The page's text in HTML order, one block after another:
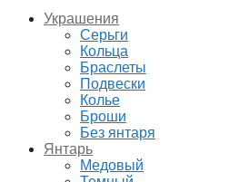
Украшения
Серьги
Кольца
Браслеты
Подвески
Колье
Броши
Без янтаря
Янтарь
Медовый